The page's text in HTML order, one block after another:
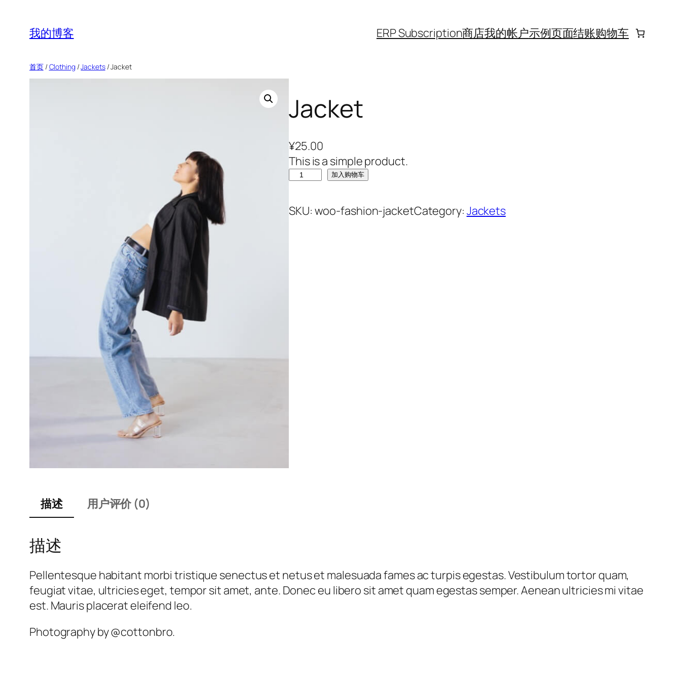
我的博客 ERP Subscription商店我的帐户示例页面结账购物车
首页/Clothing/Jackets/ Jacket
Jacket
¥25.00
This is a simple product.
c
加入购物车
SKU: woo-fashion-jacketCategory: Jackets
描述 用户评价 (0)
描述
Pellentesque habitant morbi tristique senectus et netus et malesuada fames ac turpis egestas. Vestibulum tortor quam,
feugiat vitae, ultricies eget, tempor sit amet, ante. Donec eu libero sit amet quam egestas semper. Aenean ultricies mi vitae
est. Mauris placerat eleifend leo.
Photography by @cottonbro.